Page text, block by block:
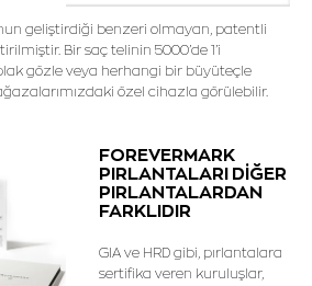
geliştirdiği benzeri olmayan, patentli
Bir saç telinin 5000’de 1’i
gözle veya herhangi bir büyüteçle
özel cihazla görülebilir.
FOREVERMARK
PIRLANTALARI DİĞER
PIRLANTALARDAN
FARKLIDIR
GIA ve HRD gibi, pırlantalara
sertifika veren kuruluşlar,